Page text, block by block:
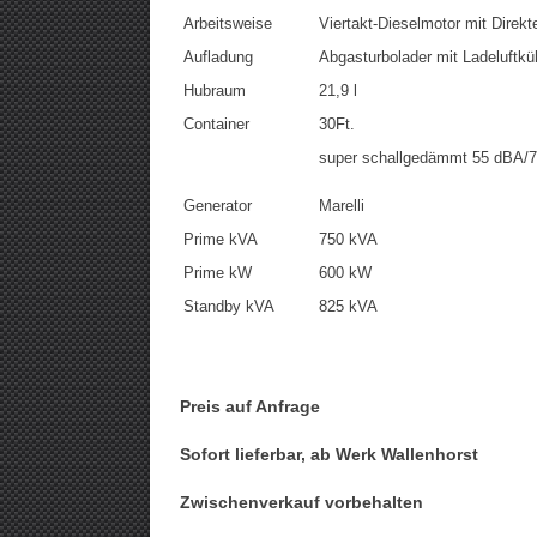
Arbeitsweise
Aufladung
Hubraum
Container
Generator
Prime kVA
Prime kW
Standby kVA
Viertakt-Dieselmotor mit
Abgasturbolader mit
21,9 l
30Ft.
super schallgedämmt 55 dBA/
Marelli
750 kVA
600 kW
825 kVA
Preis auf Anfrage
Sofort lieferbar, ab Werk Wallenhorst
Zwischenverkauf vorbehalten